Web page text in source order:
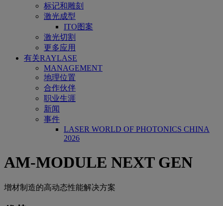
标记和雕刻
激光成型
ITO图案
激光切割
更多应用
有关RAYLASE
MANAGEMENT
地理位置
合作伙伴
职业生涯
新闻
事件
LASER WORLD OF PHOTONICS CHINA
2026
AM-MODULE NEXT GEN
增材制造的高动态性能解决方案